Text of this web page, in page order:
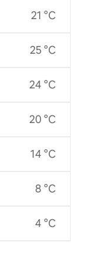
21 °C
25 °C
24 °C
20 °C
14 °C
8 °C
4 °C